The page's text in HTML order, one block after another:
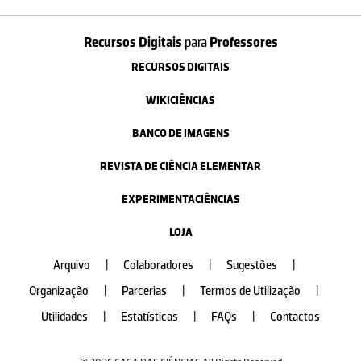
Recursos Digitais paraProfessores
RECURSOS DIGITAIS
WIKICIÊNCIAS
BANCO DE IMAGENS
REVISTA DE CIÊNCIA ELEMENTAR
EXPERIMENTACIÊNCIAS
LOJA
Arquivo Colaboradores Sugestões
Organização
Parcerias Termos de Utilização
Utilidades
Estatísticas FAQs Contactos